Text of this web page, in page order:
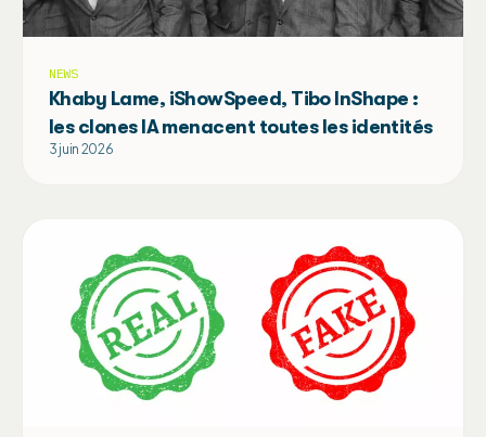
NEWS
Khaby Lame, iShowSpeed, Tibo InShape :
les clones IA menacent toutes les identités
3 juin 2026